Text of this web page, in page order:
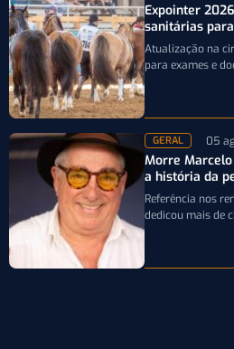
Expointer
sanitárias
entenda
Atualização na
para exames e
GERAL 05
Morre
a história da
Referência nos
dedicou mais de